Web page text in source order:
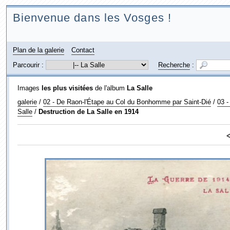
Bienvenue dans les Vosges !
Plan de la galerie
Contact
Parcourir :
Recherche:
Images les plus visitéesde l'album La Salle
galerie/ 02 - De Raon-l'Étape au Col du Bonhomme par Saint-Dié/ 03 -
Salle/ Destruction de La Salle en 1914